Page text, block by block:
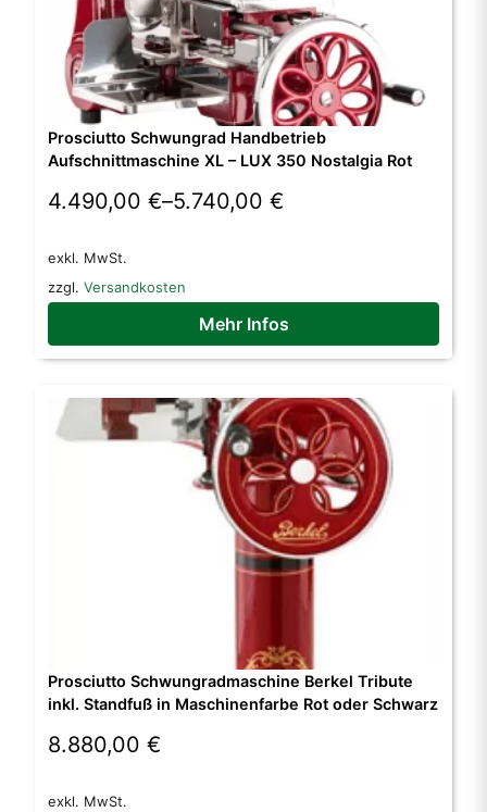
Prosciutto Schwungrad Handbetrieb
Aufschnittmaschine XL – LUX 350 Nostalgia Rot
4.490,00 €–5.740,00 €
exkl. MwSt.
zzgl. Versandkosten
Produkt
weist
auf.
Optionen
können
Mehr Infos
Prosciutto Schwungradmaschine Berkel Tribute
inkl. Standfuß in Maschinenfarbe Rot oder Schwarz
8.880,00 €
exkl. MwSt.